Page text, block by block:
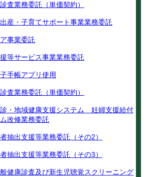
査業務委託（単価契約）
産・子育てサポート事業業務委託
事業委託
等サービス事業業務委託
手帳アプリ使用
査業務委託（単価契約）
・地域健康支援システム 妊婦支援給付
改修業務委託
抽出支援等業務委託（その2）
抽出支援等業務委託（その3）
健康診査及び新生児聴覚スクリーニング